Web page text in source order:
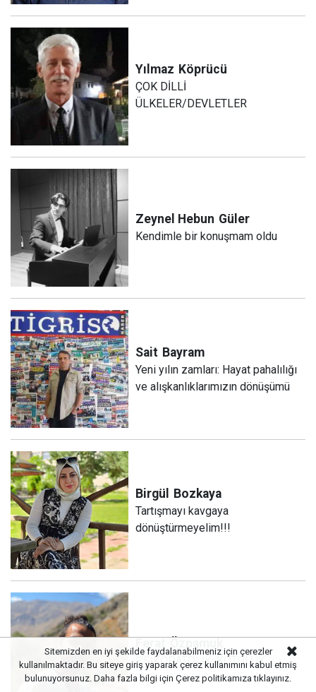
Yılmaz Köprücü
ÇOK DİLLİ
ÜLKELER/DEVLETLER
Zeynel Hebun Güler
Kendimle bir konuşmam oldu
Sait Bayram
Yeni yılın zamları: Hayat pahalılığı
ve alışkanlıklarımızın dönüşümü
Birgül Bozkaya
Tartışmayı kavgaya
dönüştürmeyelim!!!
PSİKOPATOLİK: KÖTÜLÜK
Sitemizden en iyi şekilde faydalanabilmeniz için çerezler
kullanılmaktadır. Bu siteye giriş yaparak çerez kullanımını kabul etmiş
bulunuyorsunuz. Daha fazla bilgi için Çerez politikamıza tıklayınız.